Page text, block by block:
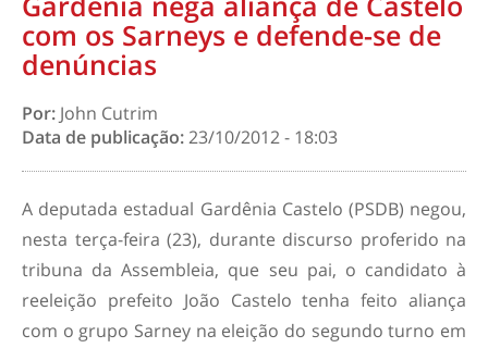
com os Sarneys e defende-se de
denúncias
Por: John Cutrim
Data de publicação:23/10/2012 - 18:03
A deputada estadual Gardênia Castelo (PSDB) negou,
nesta terça-feira (23), durante discurso proferido na
tribuna da Assembleia, que seu pai, o candidato à
reeleição prefeito João Castelo tenha feito aliança
com o grupo Sarney na eleição do segundo turno em